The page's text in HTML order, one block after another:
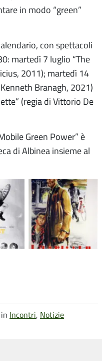
in modo “green”
con spettacoli
martedì 7 luglio “The
2011); martedì 14
Branagh, 2021)
(regia di Vittorio De
Green Power” è
di Albinea insieme al
Incontri, Notizie